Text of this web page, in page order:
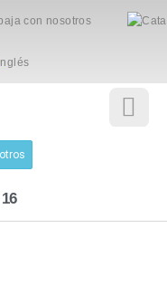
con nosotros